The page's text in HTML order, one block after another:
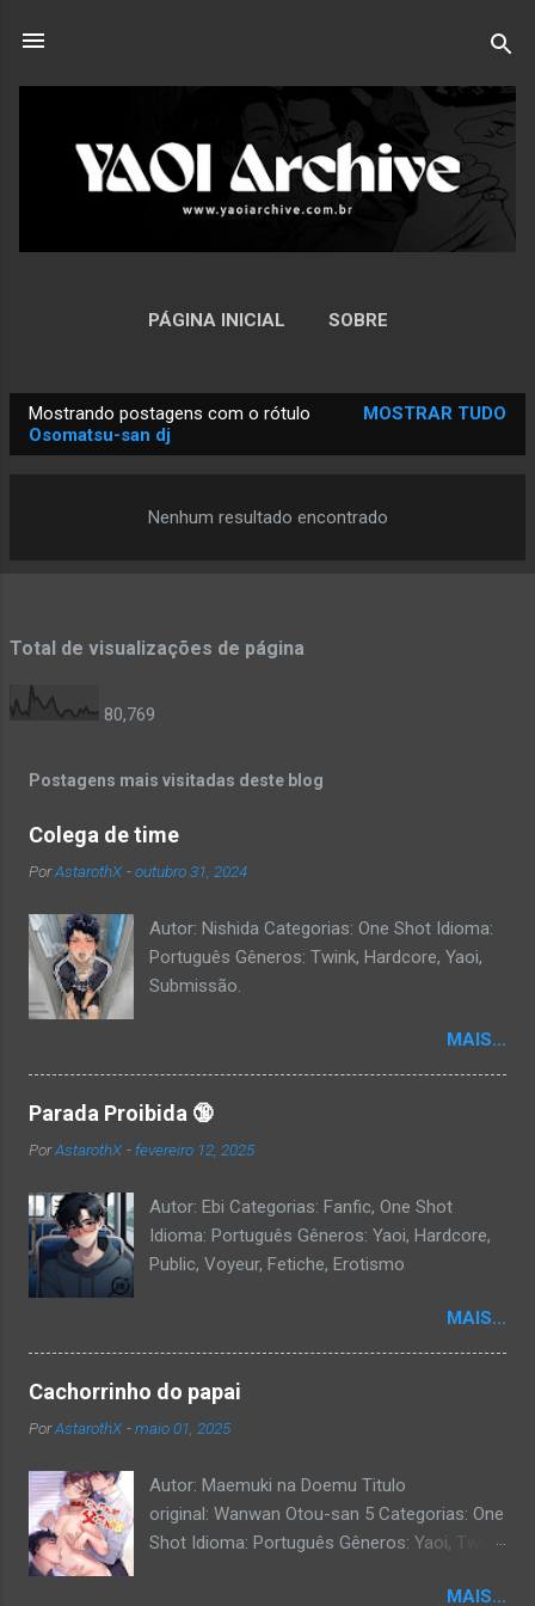
PÁGINA INICIAL SOBRE
o
n
Mostrando postagens com o rótulo
Osomatsu-san dj
MOSTRAR TUDO
Nenhum resultado encontrado
Total de visualizações de página
80,769
Postagens mais visitadas deste blog
Colega de time
PorAstarothX -outubro 31, 2024
Autor: Nishida Categorias: One Shot Idioma:
Português Gêneros: Twink, Hardcore, Yaoi,
Submissão.
MAIS...
Parada Proibida 🔞
PorAstarothX - fevereiro 12, 2025
Autor: Ebi Categorias: Fanfic, One Shot
Idioma: Português Gêneros: Yaoi, Hardcore,
Public, Voyeur, Fetiche, Erotismo
MAIS...
Cachorrinho do papai
PorAstarothX -maio 01, 2025
Autor: Maemuki na Doemu Titulo
original: Wanwan Otou-san 5 Categorias: One
Shot Idioma: Português Gêneros: Yaoi, Twink,
MAIS...